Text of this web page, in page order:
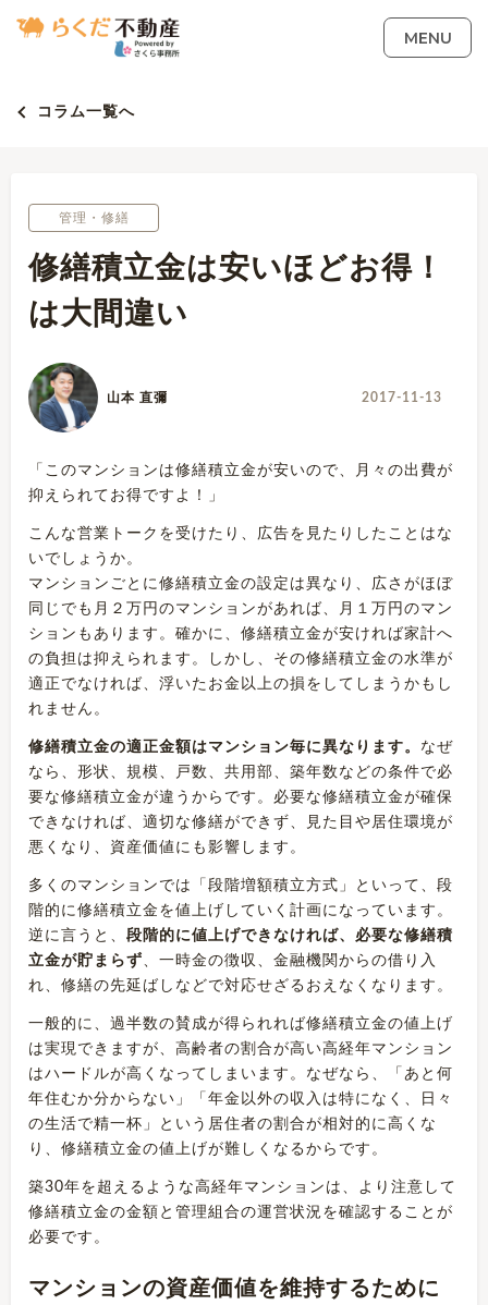
MENU
コラム一覧へ
管理・修繕
修繕積立金は安いほどお得！
は大間違い
山本 直彌 2017-11-13
「このマンションは修繕積立金が安いので、月々の出費が
抑えられてお得ですよ！」
こんな営業トークを受けたり、広告を見たりしたことはな
いでしょうか。
マンションごとに修繕積立金の設定は異なり、広さがほぼ
同じでも月２万円のマンションがあれば、月１万円のマン
ションもあります。確かに、修繕積立金が安ければ家計へ
の負担は抑えられます。しかし、その修繕積立金の水準が
適正でなければ、浮いたお金以上の損をしてしまうかもし
れません。
修繕積立金の適正金額はマンション毎に異なります。 なぜ
なら、形状、規模、戸数、共用部、築年数などの条件で必
要な修繕積立金が違うからです。必要な修繕積立金が確保
できなければ、適切な修繕ができず、見た目や居住環境が
悪くなり、資産価値にも影響します。
多くのマンションでは「段階増額積立方式」といって、段
階的に修繕積立金を値上げしていく計画になっています。
逆に言うと、 段階的に値上げできなければ、必要な修繕積
立金が貯まらず、一時金の徴収、金融機関からの借り入
れ、修繕の先延ばしなどで対応せざるおえなくなります。
一般的に、過半数の賛成が得られれば修繕積立金の値上げ
は実現できますが、高齢者の割合が高い高経年マンション
はハードルが高くなってしまいます。なぜなら、「あと何
年住むか分からない」「年金以外の収入は特になく、日々
の生活で精一杯」という居住者の割合が相対的に高くな
り、修繕積立金の値上げが難しくなるからです。
築30年を超えるような高経年マンションは、より注意して
修繕積立金の金額と管理組合の運営状況を確認することが
必要です。
マンションの資産価値を維持するために